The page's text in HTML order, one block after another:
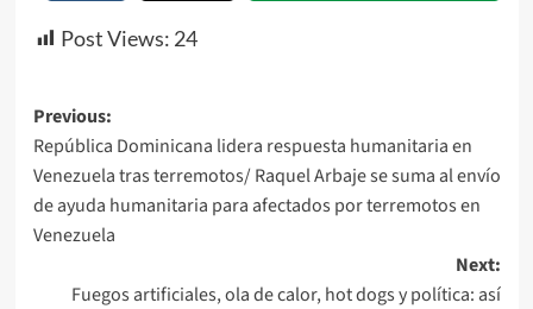
Post Views: 24
Previous:
República Dominicana lidera respuesta humanitaria en
Venezuela tras terremotos/ Raquel Arbaje se suma al envío
de ayuda humanitaria para afectados por terremotos en
Venezuela
Next:
Fuegos artificiales, ola de calor, hot dogs y política: así